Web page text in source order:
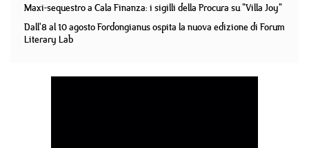
Maxi-sequestro a Cala Finanza: i sigilli della Procura su "Villa Joy"
Dall'8 al 10 agosto Fordongianus ospita la nuova edizione di Forum
Literary Lab